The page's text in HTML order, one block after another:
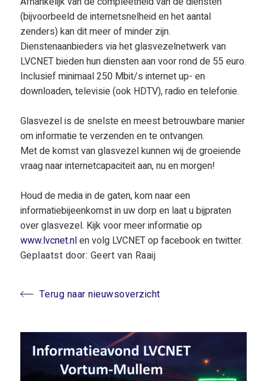
(bijvoorbeeld de internetsnelheid en het aantal
zenders) kan dit meer of minder zijn.
Dienstenaanbieders via het glasvezelnetwerk van
LVCNET bieden hun diensten aan voor rond de 55 euro.
Inclusief minimaal 250 Mbit/s internet up- en
downloaden, televisie (ook HDTV), radio en telefonie.
Glasvezel is de snelste en meest betrouwbare manier
om informatie te verzenden en te ontvangen.
Met de komst van glasvezel kunnen wij de groeiende
vraag naar internetcapaciteit aan, nu en morgen!
Houd de media in de gaten, kom naar een
informatiebijeenkomst in uw dorp en laat u bijpraten
over glasvezel. Kijk voor meer informatie op
www.lvcnet.nlen volg LVCNET op facebook en twitter.
Geplaatst door: Geert van Raaij
Terug naar nieuwsoverzicht